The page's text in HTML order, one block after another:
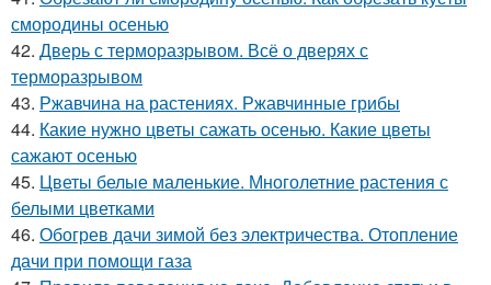
смородины осенью
42. Дверь с терморазрывом. Всё о дверях с
терморазрывом
43. Ржавчина на растениях. Ржавчинные грибы
44. Какие нужно цветы сажать осенью. Какие цветы
сажают осенью
45. Цветы белые маленькие. Многолетние растения с
белыми цветками
46. Обогрев дачи зимой без электричества. Отопление
дачи при помощи газа